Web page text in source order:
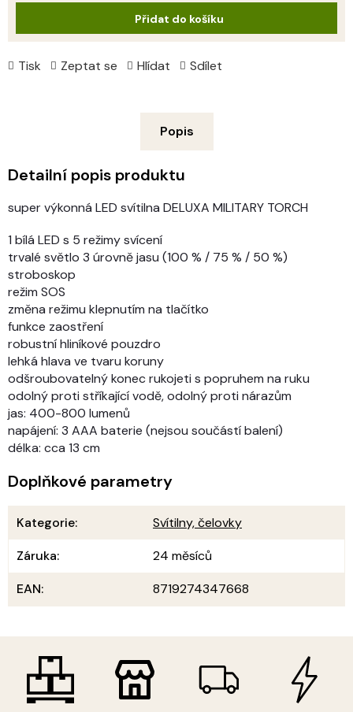
Tisk Zeptat se Hlídat Sdílet
Přidat do košíku
Popis
Detailní popis produktu
super výkonná LED svítilna DELUXA MILITARY TORCH
1 bílá LED s 5 režimy svícení
trvalé světlo 3 úrovně jasu (100 % / 75 % / 50 %)
stroboskop
režim SOS
změna režimu klepnutím na tlačítko
funkce zaostření
robustní hliníkové pouzdro
lehká hlava ve tvaru koruny
odšroubovatelný konec rukojeti s popruhem na ruku
odolný proti stříkající vodě, odolný proti nárazům
jas: 400-800 lumenů
napájení: 3 AAA baterie (nejsou součástí balení)
délka: cca 13 cm
Doplňkové parametry
Kategorie:
Svítilny, čelovky
Záruka:
24 měsíců
EAN: 8719274347668